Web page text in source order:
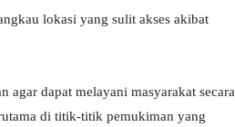
lokasi yang sulit akses akibat
agar dapat melayani masyarakat secara
di titik-titik pemukiman yang